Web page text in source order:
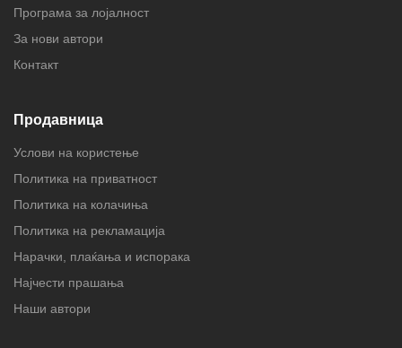
Програма за лојалност
За нови автори
Контакт
Продавница
Услови на користење
Политика на приватност
Политика на колачиња
Политика на рекламација
Нарачки, плаќања и испорака
Најчести прашања
Наши автори